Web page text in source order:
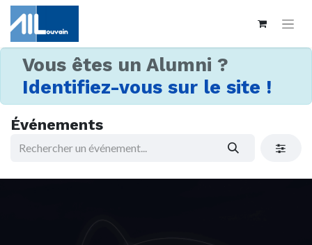
Vous êtes un Alumni ?
Identifiez-vous sur le site !
Événements